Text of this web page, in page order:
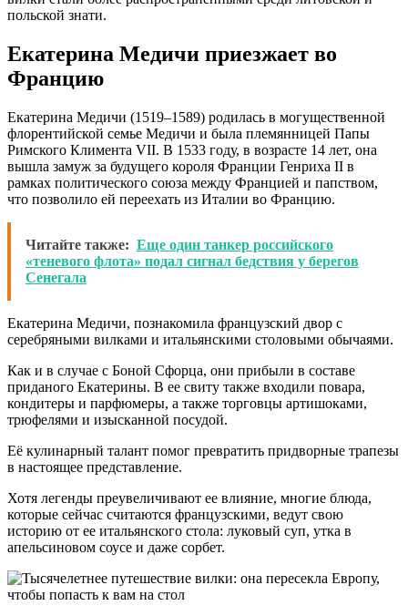
польской знати.
Екатерина Медичи приезжает во
Францию
Екатерина Медичи (1519–1589) родилась в могущественной
флорентийской семье Медичи и была племянницей Папы
Римского Климента VII. В 1533 году, в возрасте 14 лет, она
вышла замуж за будущего короля Франции Генриха II в
рамках политического союза между Францией и папством,
что позволило ей переехать из Италии во Францию.
Читайте также: Еще один танкер российского
«теневого флота» подал сигнал бедствия у берегов
Сенегала
Екатерина Медичи, познакомила французский двор с
серебряными вилками и итальянскими столовыми обычаями.
Как и в случае с Боной Сфорца, они прибыли в составе
приданого Екатерины. В ее свиту также входили повара,
кондитеры и парфюмеры, а также торговцы артишоками,
трюфелями и изысканной посудой.
Её кулинарный талант помог превратить придворные трапезы
в настоящее представление.
Хотя легенды преувеличивают ее влияние, многие блюда,
которые сейчас считаются французскими, ведут свою
историю от ее итальянского стола: луковый суп, утка в
апельсиновом соусе и даже сорбет.